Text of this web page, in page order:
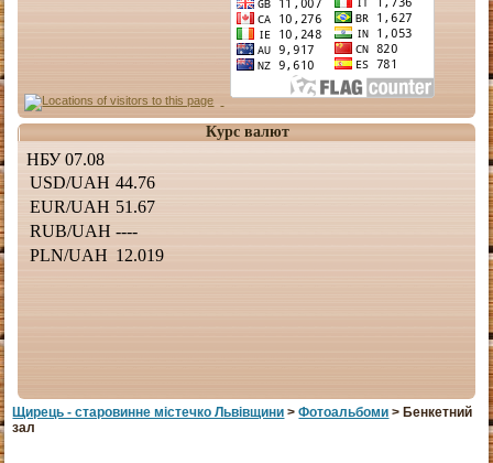
Курс валют
Щирець - старовинне мiстечко Львiвщини >Фотоальбоми > Бенкетний
зал